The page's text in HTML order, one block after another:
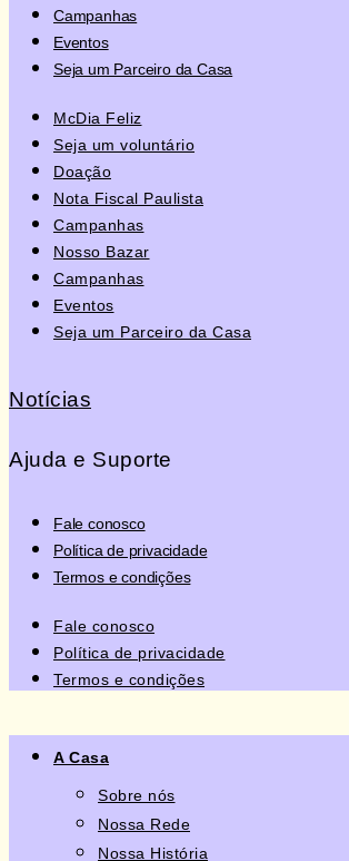
Campanhas
Eventos
Seja um Parceiro da Casa
McDia Feliz
Seja um voluntário
Doação
Nota Fiscal Paulista
Campanhas
Nosso Bazar
Campanhas
Eventos
Seja um Parceiro da Casa
Notícias
Ajuda e Suporte
Fale conosco
Política de privacidade
Termos e condições
Fale conosco
Política de privacidade
Termos e condições
A Casa
Sobre nós
Nossa Rede
Nossa História